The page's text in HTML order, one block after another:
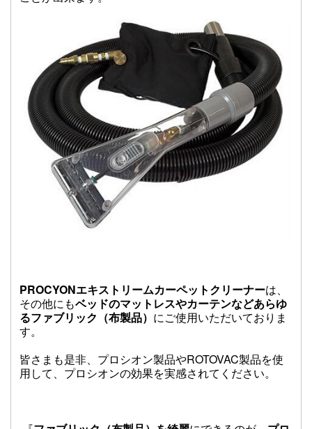
PROCYONエキストリームカーペットクリーナーは、
その他にもベッドのマットレスやカーテンなどあらゆ
るファブリック（布製品） にご使用いただいておりま
す。
皆さまも是非、プロシオン製品やROTOVAC製品を使
用して、プロシオンの効果を実感されてください。